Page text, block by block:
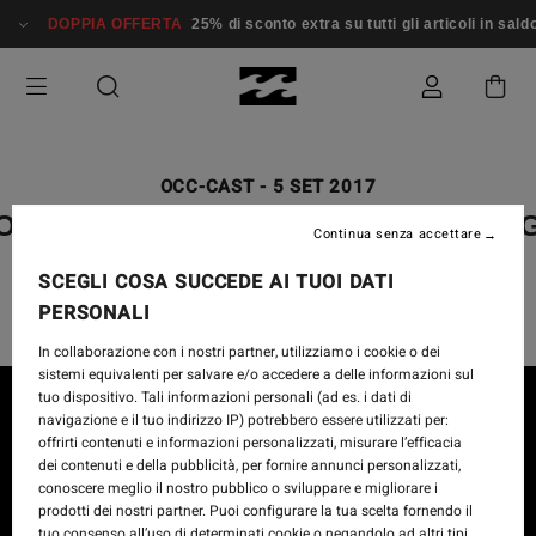
DOPPIA OFFERTA 25% di sconto extra su tutti gli articoli in
OCC-CAST- 5 SET 2017
CAST EPISODE 24
SCEGLI COSA SUCCEDE AI TUOI DATI
PERSONALI
In collaborazione con i nostri partner, utilizziamo i cookie o dei
sistemi equivalenti per salvare e/o accedere a delle informazioni sul
tuo dispositivo. Tali informazioni personali (ad es. i dati di
navigazione e il tuo indirizzo IP) potrebbero essere utilizzati per:
offrirti contenuti e informazioni personalizzati, misurare l’efficacia
dei contenuti e della pubblicità, per fornire annunci personalizzati,
conoscere meglio il nostro pubblico o sviluppare e migliorare i
prodotti dei nostri partner. Puoi configurare la tua scelta fornendo il
Continua senza accettare